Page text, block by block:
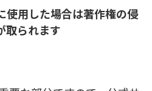
使用した場合は著作権の侵
取られます